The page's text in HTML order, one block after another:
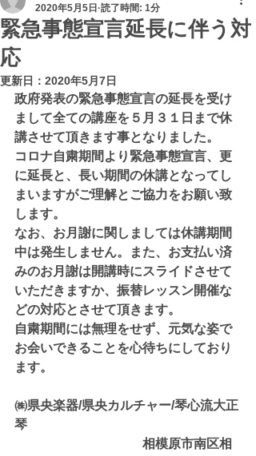
緊急事態宣言延長に伴う対
応
2020年5月5日 読了時間: 1分
更新日： 2020年5月7日
政府発表の緊急事態宣言の延長を受け
まして全ての講座を５月３１日まで休
講させて頂きます事となりました。
コロナ自粛期間より緊急事態宣言、更
に延長と、長い期間の休講となってし
まいますがご理解とご協力をお願い致
します。
なお、お月謝に関しましては休講期間
中は発生しません。また、お支払い済
みのお月謝は開講時にスライドさせて
いただきますか、振替レッスン開催な
どの対応とさせて頂きます。
自粛期間には無理をせず、元気な姿で
お会いできることを心待ちにしており
ます。
㈱県央楽器/県央カルチャー/琴心流大正
琴
相模原市南区相